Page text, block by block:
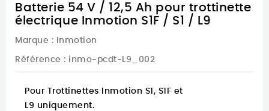
Batterie 54 V / 12,5 Ah pour trottinette
électrique Inmotion S1F / S1 / L9
Marque : Inmotion
Référence : inmo-pcdt-L9_002
Pour Trottinettes Inmotion S1, S1F et
L9 uniquement.